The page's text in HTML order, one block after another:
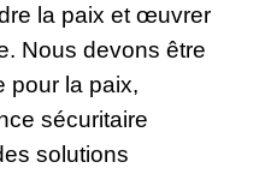
la paix et œuvrer
Nous devons être
pour la paix,
sécuritaire
solutions